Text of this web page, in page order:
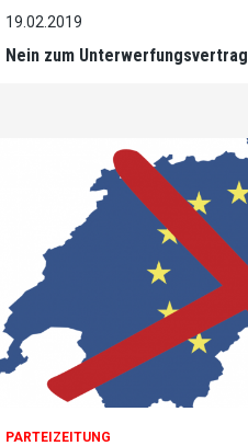
19.02.2019
Nein zum Unterwerfungsvertrag
PARTEIZEITUNG